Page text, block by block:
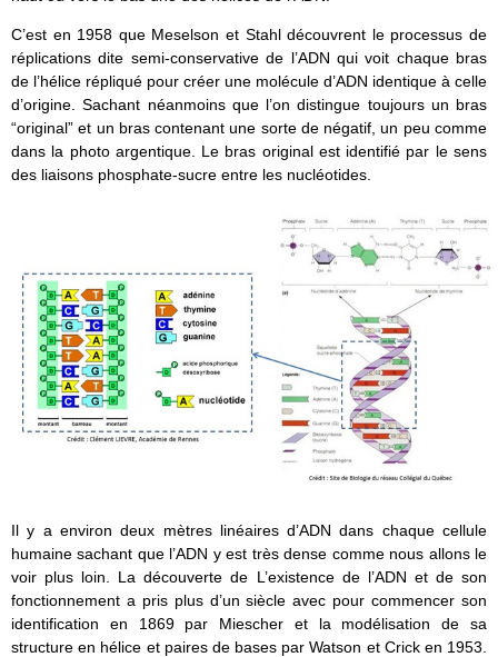
C’est en 1958 que Meselson et Stahl découvrent le processus de
réplications dite semi-conservative de l’ADN qui voit chaque bras
de l’hélice répliqué pour créer une molécule d’ADN identique à celle
d’origine. Sachant néanmoins que l’on distingue toujours un bras
“original” et un bras contenant une sorte de négatif, un peu comme
dans la photo argentique. Le bras original est identifié par le sens
des liaisons phosphate-sucre entre les nucléotides.
Il y a environ deux mètres linéaires d’ADN dans chaque cellule
humaine sachant que l’ADN y est très dense comme nous allons le
voir plus loin. La découverte de L’existence de l’ADN et de son
fonctionnement a pris plus d’un siècle avec pour commencer son
identification en 1869 par Miescher et la modélisation de sa
structure en hélice et paires de bases par Watson et Crick en 1953.